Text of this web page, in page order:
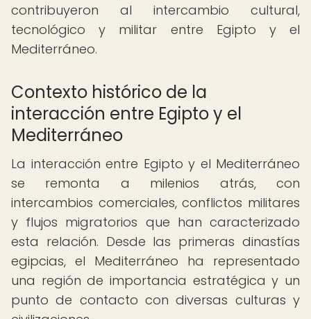
contribuyeron al intercambio cultural,
tecnológico y militar entre Egipto y el
Mediterráneo.
Contexto histórico de la
interacción entre Egipto y el
Mediterráneo
La interacción entre Egipto y el Mediterráneo
se remonta a milenios atrás, con
intercambios comerciales, conflictos militares
y flujos migratorios que han caracterizado
esta relación. Desde las primeras dinastías
egipcias, el Mediterráneo ha representado
una región de importancia estratégica y un
punto de contacto con diversas culturas y